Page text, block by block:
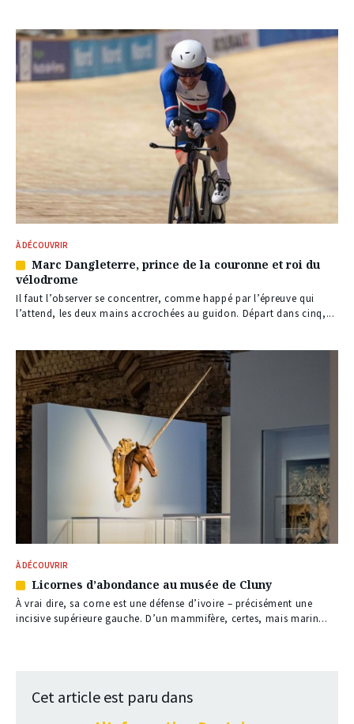
À DÉCOUVRIR
Article
réservé
à
nos
Marc Dangleterre, prince de la couronne et roi du
vélodrome
Il faut l’observer se concentrer, comme happé par l’épreuve qui
l’attend, les deux mains accrochées au guidon. Départ dans cinq,...
À DÉCOUVRIR
Article
réservé
à
Licornes d’abondance au musée de Cluny
À vrai dire, sa corne est une défense d’ivoire – précisément une
incisive supérieure gauche. D’un mammifère, certes, mais marin...
Cet article est paru dans